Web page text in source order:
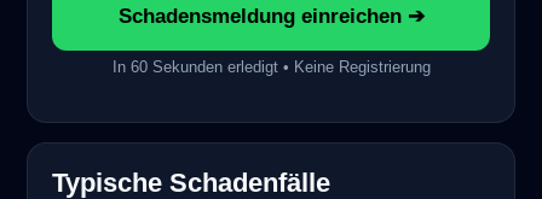
Schadensmeldung einreichen ➔
In 60 Sekunden erledigt • Keine Registrierung
Typische Schadenfälle